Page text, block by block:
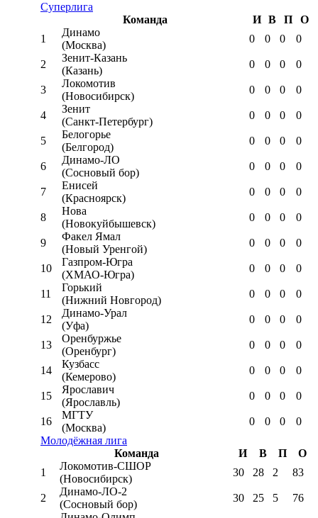
Суперлига
Команда
И В П
О
1
Динамо
(Москва)
0 0 0 0
2
Зенит-Казань
(Казань)
0 0 0 0
3
Локомотив
(Новосибирск)
0 0 0 0
4
Зенит
(Санкт-Петербург)
0 0 0 0
5
Белогорье
(Белгород)
0 0 0 0
6
Динамо-ЛО
(Сосновый бор)
0 0 0 0
7
Енисей
(Красноярск)
0 0 0 0
8
Нова
(Новокуйбышевск)
0 0 0 0
9
Факел Ямал
(Новый Уренгой)
0 0 0 0
10
Газпром-Югра
(ХМАО-Югра)
0 0 0 0
11
Горький
(Нижний Новгород)
0 0 0 0
12
Динамо-Урал
(Уфа)
0 0 0 0
13
Оренбуржье
(Оренбург)
0 0 0 0
14
Кузбасс
(Кемерово)
0 0 0 0
15
Ярославич
(Ярославль)
0 0 0 0
16
МГТУ
(Москва)
0 0 0
0
Молодёжная лига
Команда
И В П
О
1
Локомотив-CШОР
(Новосибирск)
30 28 2 83
2
Динамо-ЛО-2
(Сосновый бор)
30 25 5 76